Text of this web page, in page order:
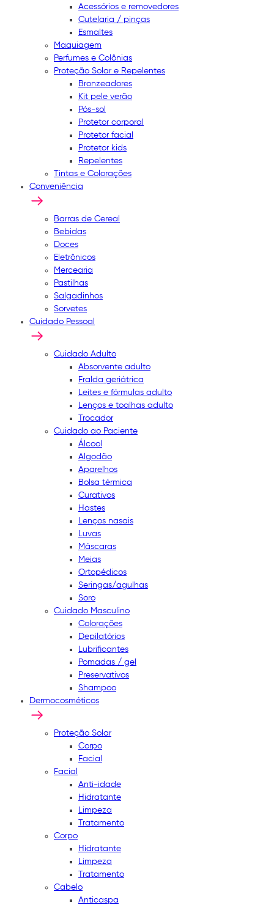
Acessórios e removedores
Cutelaria / pinças
Esmaltes
Maquiagem
Perfumes e Colônias
Proteção Solar e Repelentes
Bronzeadores
Kit pele verão
Pós-sol
Protetor corporal
Protetor facial
Protetor kids
Repelentes
Tintas e Colorações
Conveniência
Barras de Cereal
Bebidas
Doces
Eletrônicos
Mercearia
Pastilhas
Salgadinhos
Sorvetes
Cuidado Pessoal
Cuidado Adulto
Absorvente adulto
Fralda geriátrica
Leites e fórmulas adulto
Lenços e toalhas adulto
Trocador
Cuidado ao Paciente
Álcool
Algodão
Aparelhos
Bolsa térmica
Curativos
Hastes
Lenços nasais
Luvas
Máscaras
Meias
Ortopédicos
Seringas/agulhas
Soro
Cuidado Masculino
Colorações
Depilatórios
Lubrificantes
Pomadas / gel
Preservativos
Shampoo
Dermocosméticos
Proteção Solar
Corpo
Facial
Facial
Anti-idade
Hidratante
Limpeza
Tratamento
Corpo
Hidratante
Limpeza
Tratamento
Cabelo
Anticaspa